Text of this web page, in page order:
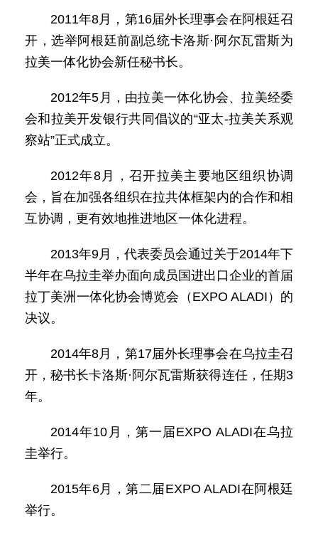
2011年8月，第16届外长理事会在阿根廷召
开，选举阿根廷前副总统卡洛斯·阿尔瓦雷斯为
拉美一体化协会新任秘书长。
2012年5月，由拉美一体化协会、拉美经委
会和拉美开发银行共同倡议的“亚太-拉美关系观
察站”正式成立。
2012年8月，召开拉美主要地区组织协调
会，旨在加强各组织在拉共体框架内的合作和相
互协调，更有效地推进地区一体化进程。
2013年9月，代表委员会通过关于2014年下
半年在乌拉圭举办面向成员国进出口企业的首届
拉丁美洲一体化协会博览会（EXPO ALADI）的
决议。
2014年8月，第17届外长理事会在乌拉圭召
开，秘书长卡洛斯·阿尔瓦雷斯获得连任，任期3
年。
2014年10月，第一届EXPO ALADI在乌拉
圭举行。
2015年6月，第二届EXPO ALADI在阿根廷
举行。